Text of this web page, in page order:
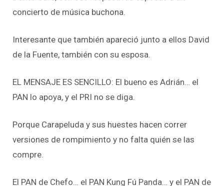
concierto de música buchona.
Interesante que también apareció junto a ellos David
de la Fuente, también con su esposa.
EL MENSAJE ES SENCILLO: El bueno es Adrián… el
PAN lo apoya, y el PRI no se diga.
Porque Carapeluda y sus huestes hacen correr
versiones de rompimiento y no falta quién se las
compre.
El PAN de Chefo… el PAN Kung Fú Panda… y el PAN de